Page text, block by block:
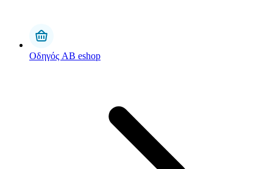
Οδηγός AB eshop